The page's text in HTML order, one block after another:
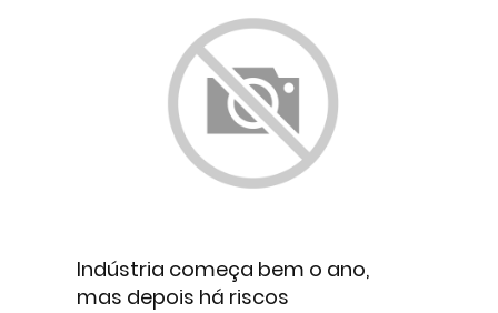
Indústria começa bem o ano,
mas depois há riscos